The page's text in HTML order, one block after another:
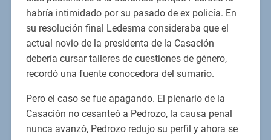
habría intimidado por su pasado de ex policía. En
su resolución final Ledesma consideraba que el
actual novio de la presidenta de la Casación
debería cursar talleres de cuestiones de género,
recordó una fuente conocedora del sumario.
Pero el caso se fue apagando. El plenario de la
Casación no cesanteó a Pedrozo, la causa penal
nunca avanzó, Pedrozo redujo su perfil y ahora se